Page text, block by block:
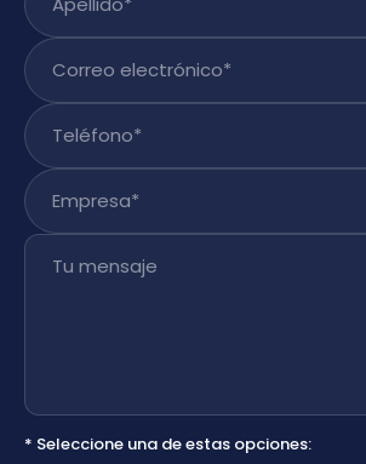
Correo electrónico
Teléfono
Empresa
Tu mensaje
* Seleccione una de estas opciones: